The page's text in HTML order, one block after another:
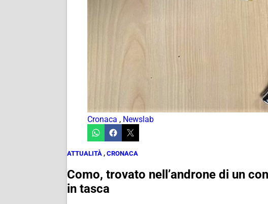
Cronaca , Newslab
ATTUALITÀ , CRONACA
Como, trovato nell’androne di un
in tasca